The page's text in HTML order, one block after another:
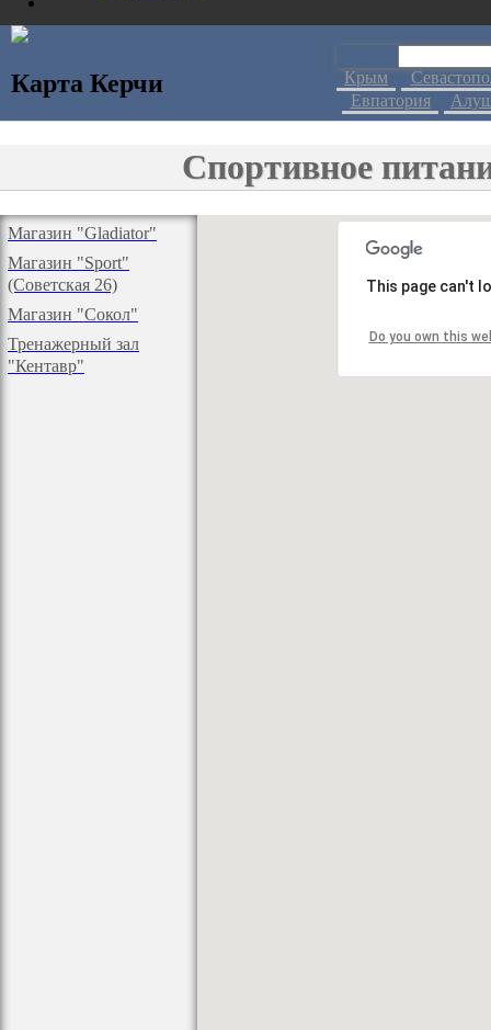
Карта Керчи Крым
Евпатория
Спортивное
Магазин "Gladiator"
Магазин "Sport"
(Советская 26)
Магазин "Сокол"
Тренажерный зал
"Кентавр"
This page can't
Do you own this